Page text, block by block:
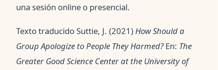
una sesión online o presencial.
Texto traducido Suttie, J. (2021)How Should a
Group Apologize to People They Harmed?En: The
Greater Good Science Center at the University of